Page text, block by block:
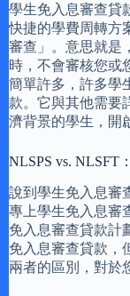
學生免入息審查貸
快捷的學費周轉方
審查」。意思就是
時，不會審核您或
簡單許多，許多學
款。它與其他需要
濟背景的學生，開
NLSPS vs. NLSFT
說到學生免入息審
專上學生免入息審
免入息審查貸款計
免入息審查貸款，
兩者的區別，對於